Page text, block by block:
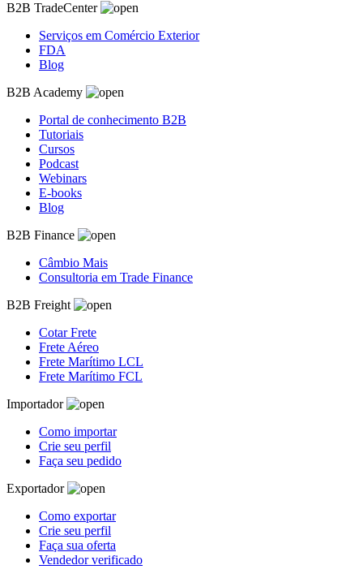
B2B TradeCenter
Serviços em Comércio Exterior
FDA
Blog
B2B Academy
Portal de conhecimento B2B
Tutoriais
Cursos
Podcast
Webinars
E-books
Blog
B2B Finance
Câmbio Mais
Consultoria em Trade Finance
B2B Freight
Cotar Frete
Frete Aéreo
Frete Marítimo LCL
Frete Marítimo FCL
Importador
Como importar
Crie seu perfil
Faça seu pedido
Exportador
Como exportar
Crie seu perfil
Faça sua oferta
Vendedor verificado